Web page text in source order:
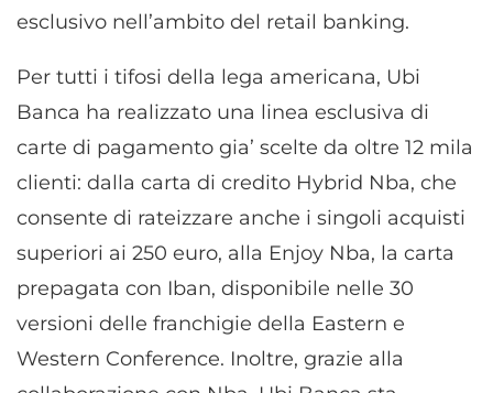
esclusivo nell’ambito del retail banking.
Per tutti i tifosi della lega americana, Ubi
Banca ha realizzato una linea esclusiva di
carte di pagamento gia’ scelte da oltre 12 mila
clienti: dalla carta di credito Hybrid Nba, che
consente di rateizzare anche i singoli acquisti
superiori ai 250 euro, alla Enjoy Nba, la carta
prepagata con Iban, disponibile nelle 30
versioni delle franchigie della Eastern e
Western Conference. Inoltre, grazie alla